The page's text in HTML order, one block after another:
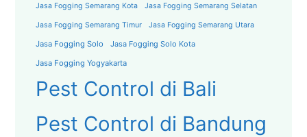
Jasa Fogging Semarang Kota Jasa Fogging Semarang Selatan
Jasa Fogging Semarang Timur Jasa Fogging Semarang Utara
Jasa Fogging Solo
Jasa Fogging Solo Kota
Jasa Fogging Yogyakarta
Pest Control di Bali
Pest Control di Bandung